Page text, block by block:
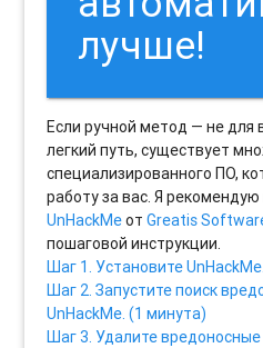
лучше!
Если ручной метод — не для
легкий путь, существует
специализированного ПО,
работу за вас. Я
UnHackMeотGreatis
пошаговой инструкции.
Шаг 1. Установите
Шаг 2. Запустите поиск
UnHackMe. (1 минута)
Шаг 3. Удалите